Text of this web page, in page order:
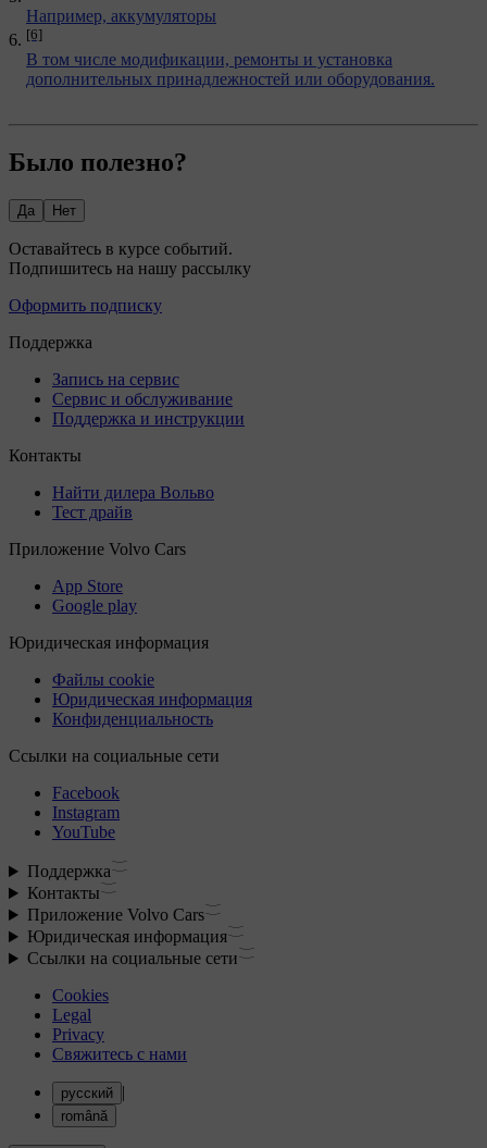
Например, аккумуляторы
[6]
В том числе модификации, ремонты и установка
дополнительных принадлежностей или оборудования.
Было полезно?
Да Нет